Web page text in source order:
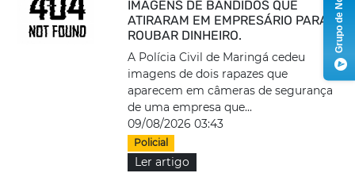
IMAGENS DE BANDIDOS QUE
ATIRARAM EM EMPRESÁRIO PARA
ROUBAR DINHEIRO.
A Polícia Civil de Maringá cedeu
imagens de dois rapazes que
aparecem em câmeras de segurança
de uma empresa que...
09/08/2026 03:43
Policial
Ler artigo